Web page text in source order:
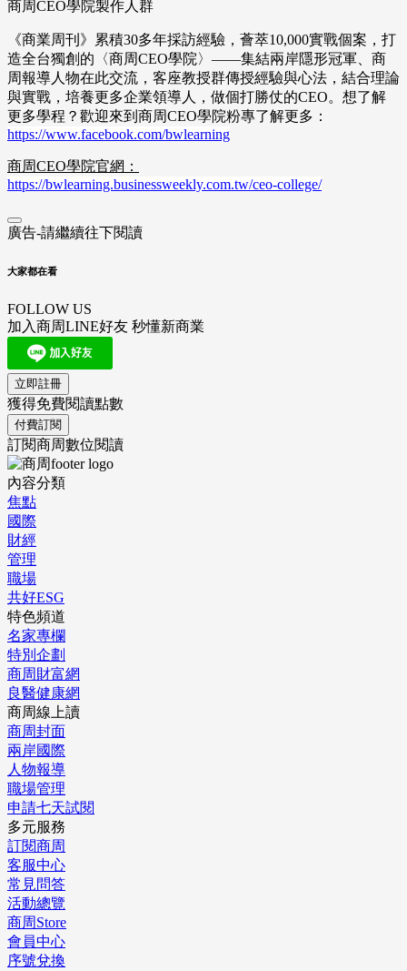
商周CEO學院製作人群
《商業周刊》累積30多年採訪經驗，薈萃10,000實戰個案，打
造全台獨創的〈商周CEO學院〉——集結兩岸隱形冠軍、商
周報導人物在此交流，客座教授群傳授經驗與心法，結合理論
與實戰，培養更多企業領導人，做個打勝仗的CEO。想了解
更多學程？歡迎來到商周CEO學院粉專了解更多：
https://www.facebook.com/bwlearning
商周CEO學院官網：
https://bwlearning.businessweekly.com.tw/ceo-college/
廣告-請繼續往下閱讀
大家都在看
FOLLOW US
加入商周LINE好友 秒懂新商業
立即註冊
獲得免費閱讀點數
付費訂閱
訂閱商周數位閱讀
內容分類
焦點
國際
財經
管理
職場
共好ESG
特色頻道
名家專欄
特別企劃
商周財富網
良醫健康網
商周線上讀
商周封面
兩岸國際
人物報導
職場管理
申請七天試閱
多元服務
訂閱商周
客服中心
常見問答
活動總覽
商周Store
會員中心
序號兌換